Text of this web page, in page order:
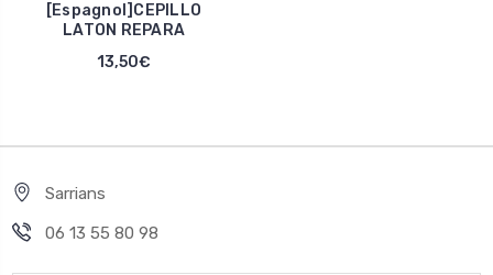
[Espagnol]CEPILLO
LATON REPARA
13,50€
Sarrians
06 13 55 80 98